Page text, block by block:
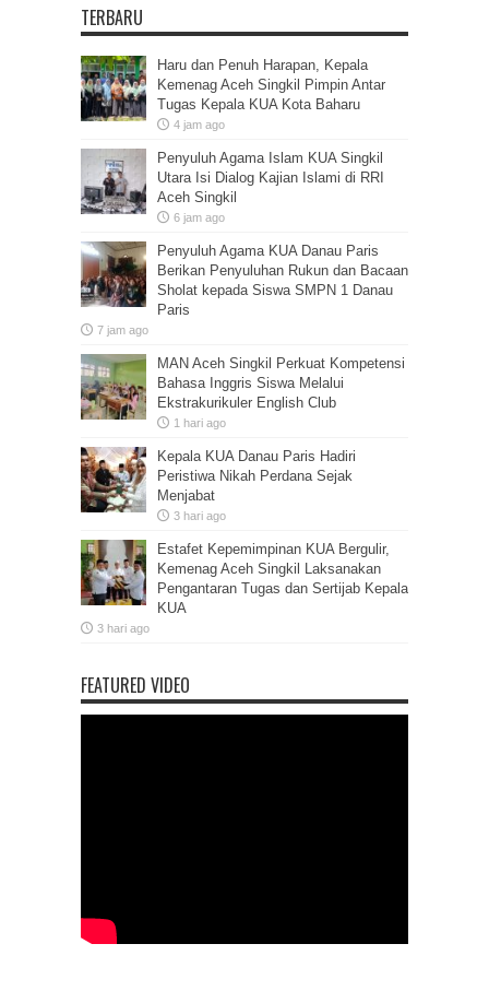
TERBARU
Haru dan Penuh Harapan, Kepala
Kemenag Aceh Singkil Pimpin Antar
Tugas Kepala KUA Kota Baharu
4 jam ago
Penyuluh Agama Islam KUA Singkil
Utara Isi Dialog Kajian Islami di RRI
Aceh Singkil
6 jam ago
Penyuluh Agama KUA Danau Paris
Berikan Penyuluhan Rukun dan Bacaan
Sholat kepada Siswa SMPN 1 Danau
Paris
7 jam ago
MAN Aceh Singkil Perkuat Kompetensi
Bahasa Inggris Siswa Melalui
Ekstrakurikuler English Club
1 hari ago
Kepala KUA Danau Paris Hadiri
Peristiwa Nikah Perdana Sejak
Menjabat
3 hari ago
Estafet Kepemimpinan KUA Bergulir,
Kemenag Aceh Singkil Laksanakan
Pengantaran Tugas dan Sertijab Kepala
KUA
3 hari ago
FEATURED VIDEO